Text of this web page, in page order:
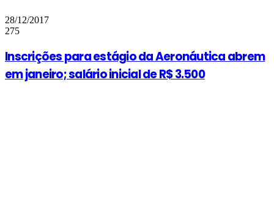
28/12/2017
275
Inscrições para estágio da Aeronáutica abrem
em janeiro; salário inicial de R$ 3.500